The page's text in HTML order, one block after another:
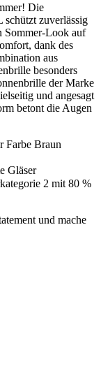
Die
zuverlässig
Sommer-Look auf
dank des
aus
besonders
der Marke
und angesagt
betont die Augen
Farbe Braun
Gläser
2 mit 80 %
und mache